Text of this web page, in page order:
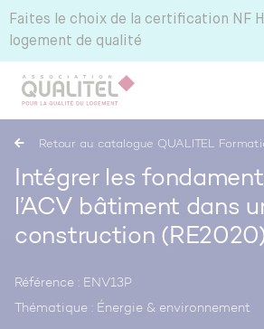
Faites le choix de la certification NF
logement de qualité
Référentiels NF Habitat - NF
Pourquoi certifier avec
Retour au catalogue QUALITEL
Intégrer les
l’ACV bâtiment dans
construction
Référence : ENV13P
Thématique : Énergie & environnement